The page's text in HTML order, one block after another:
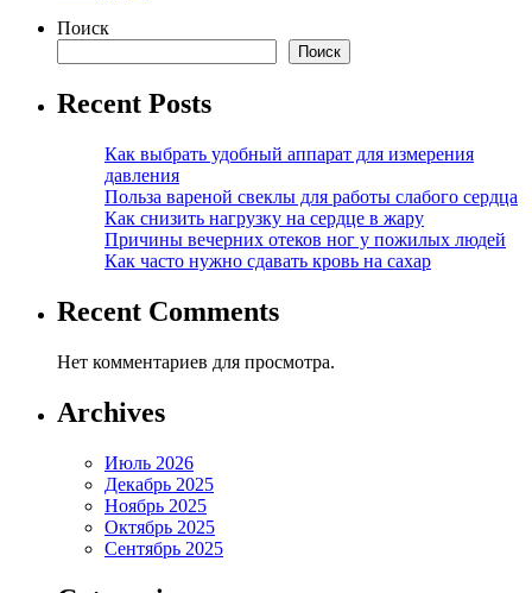
Поиск
Поиск
Recent Posts
Как выбрать удобный аппарат для измерения
давления
Польза вареной свеклы для работы слабого сердца
Как снизить нагрузку на сердце в жару
Причины вечерних отеков ног у пожилых людей
Как часто нужно сдавать кровь на сахар
Recent Comments
Нет комментариев для просмотра.
Archives
Июль 2026
Декабрь 2025
Ноябрь 2025
Октябрь 2025
Сентябрь 2025